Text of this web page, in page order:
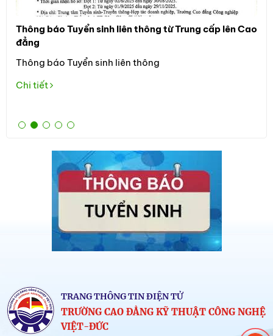
Thông báo Tuyển sinh liên thông từ Trung cấp lên Cao
đẳng
Thông báo Tuyển sinh liên thông
Chi tiết
TRANG THÔNG TIN ĐIỆN TỬ
TRƯỜNG CAO ĐẲNG KỸ THUẬT CÔNG NGHỆ
VIỆT-ĐỨC